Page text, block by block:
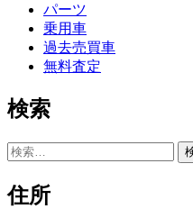
パーツ
乗用車
過去売買車
無料査定
検索
検
住所